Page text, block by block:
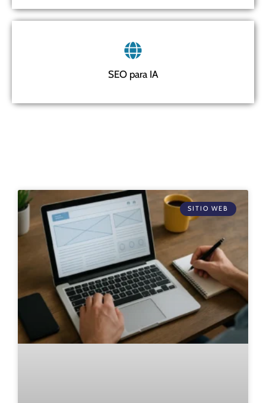
SEO para IA
SITIO WEB